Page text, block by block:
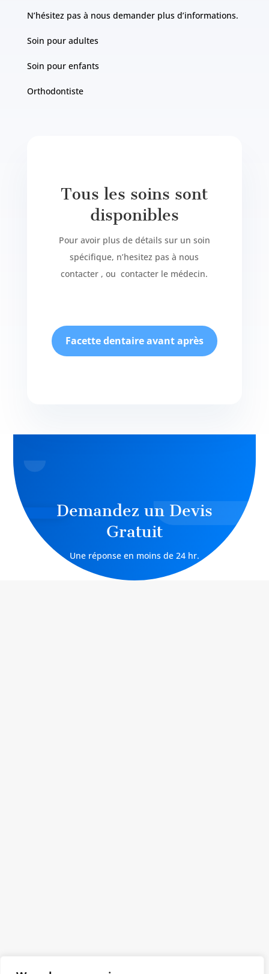
N’hésitez pas à nous demander plus d’informations.
Soin pour adultes
Soin pour enfants
Orthodontiste
Tous les soins sont
disponibles
Pour avoir plus de détails sur un soin
spécifique, n’hesitez pas à nous
contacter , ou contacter le médecin.
Facette dentaire avant après
Demandez un Devis
Gratuit
Une réponse en moins de 24 hr.